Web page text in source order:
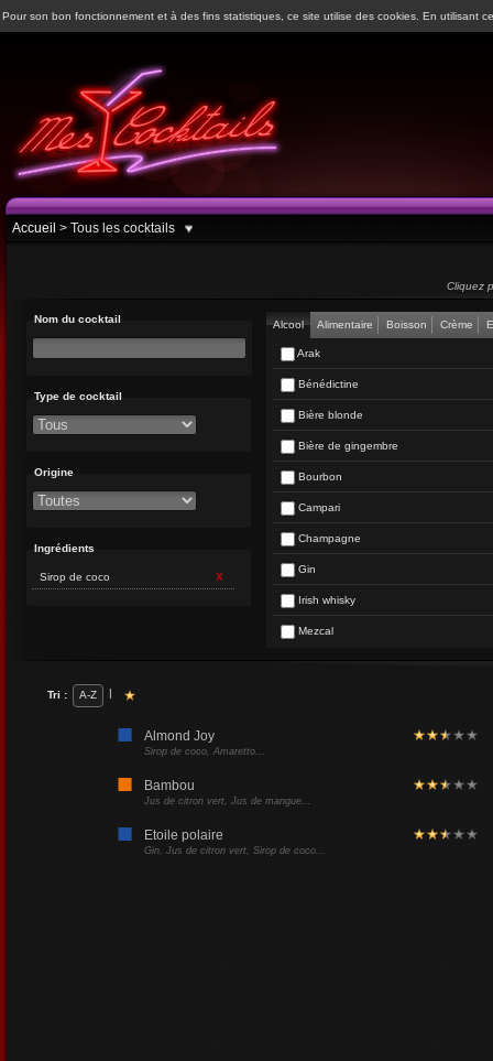
Pour son bon fonctionnement et à des fins statistiques, ce site utilise des cookies. En utilisant
Accueil > Tous les cocktails
Cliquez
Nom du cocktail
Type de cocktail
Origine
Ingrédients
Sirop de coco X
Alcool Alimentaire Boisson Crème
Arak
Bénédictine
Bière blonde
Bière de gingembre
Bourbon
Campari
Champagne
Gin
Irish whisky
Mezcal
|
A-Z
Tri :
Almond Joy
Sirop de coco, Amaretto...
Bambou
Jus de citron vert, Jus de mangue...
Etoile polaire
Gin, Jus de citron vert, Sirop de coco...